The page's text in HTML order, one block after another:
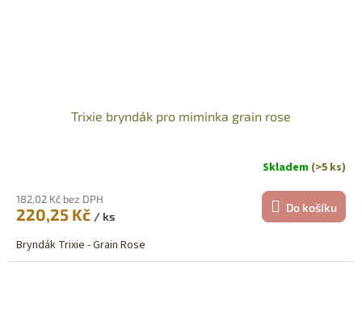
Trixie bryndák pro miminka grain rose
Skladem (>5 ks)
182,02 Kč bez DPH
220,25 Kč / ks
Do košíku
Bryndák Trixie - Grain Rose